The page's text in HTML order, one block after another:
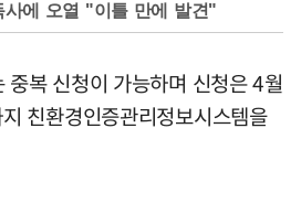
사에 오열 "이틀 만에 발견"
중복 신청이 가능하며 신청은 4월
친환경인증관리정보시스템을